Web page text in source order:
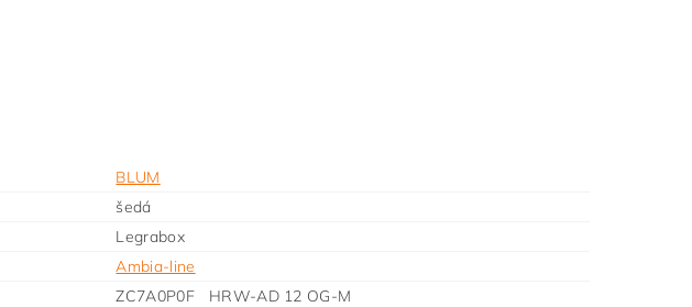
BLUM
šedá
Legrabox
Ambia-line
ZC7A0P0F HRW-AD 12 OG-M